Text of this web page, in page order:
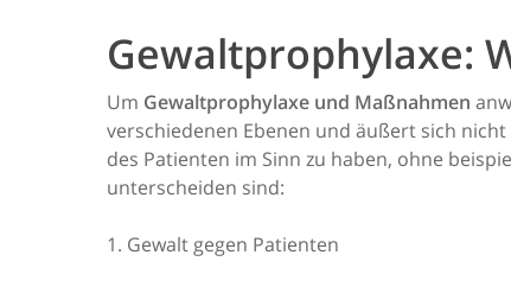
Gewaltprophylaxe:
Um Gewaltprophylaxe und Maßnahmen
verschiedenen Ebenen und äußert sich
des Patienten im Sinn zu haben, ohne
unterscheiden sind:
1. Gewalt gegen Patienten